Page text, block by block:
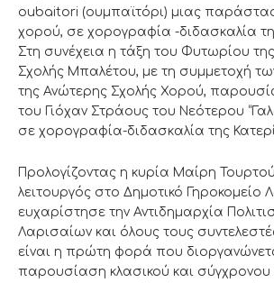
oubaitori (ουμπαϊτόρι) μιας
χορού, σε χορογραφία -διδασκαλία
Στη συνέχεια η τάξη του Φυτωρίου
Σχολής Μπαλέτου, με τη συμμετοχή
της Ανώτερης Σχολής Χορού,
του Γιόχαν Στράους του Νεότερου
σε χορογραφία-διδασκαλία της
Προλογίζοντας η κυρία Μαίρη
λειτουργός στο Δημοτικό Γηροκομείο
ευχαρίστησε την Αντιδημαρχία
Λαρισαίων και όλους τους
είναι η πρώτη φορά που
παρουσίαση κλασικού και